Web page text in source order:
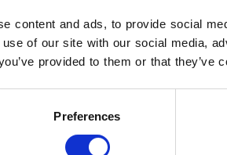
content and ads, to provide social
of our site with our social media,
provided to them or that they’ve
Preferences
✓
Läs mer
Rabatten fungerar endast